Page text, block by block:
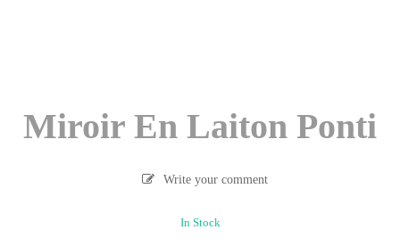
Miroir En Laiton Ponti
Write your comment
In Stock